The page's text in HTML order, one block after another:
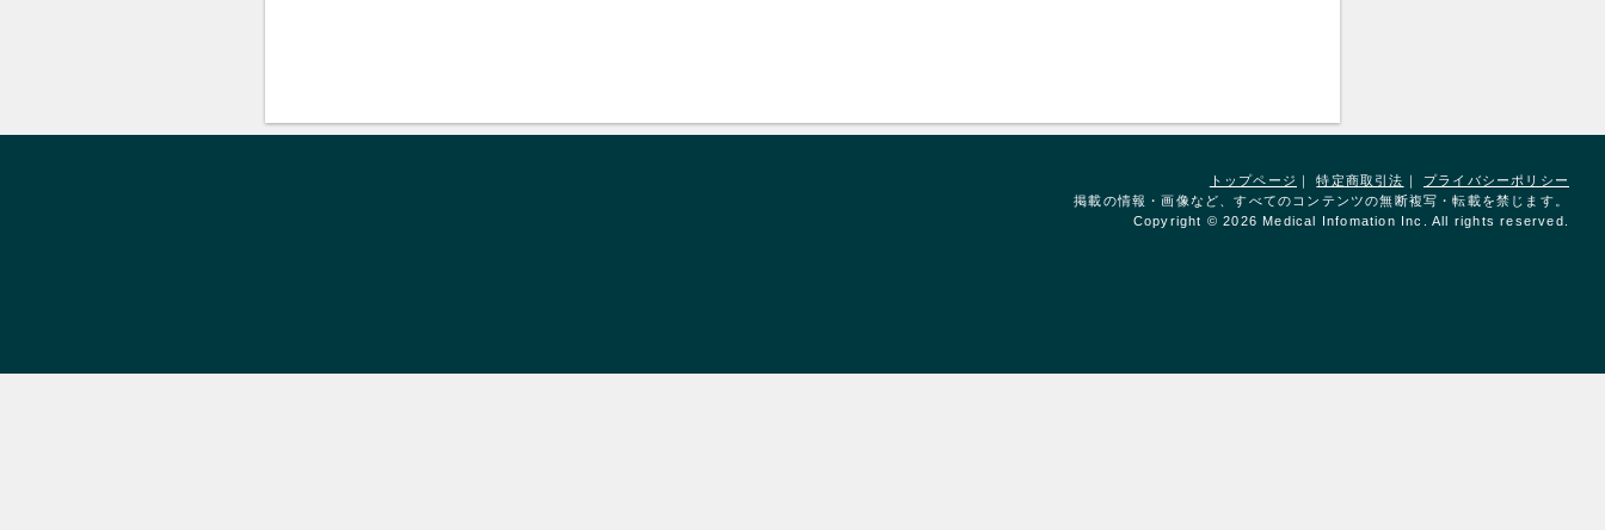
トップページ ｜特定商取引法 ｜ プライバシーポリシー
掲載の情報・画像など、すべてのコンテンツの無断複写・転載を禁じます。
Copyright © 2026 Medical Infomation Inc. All rights reserved.